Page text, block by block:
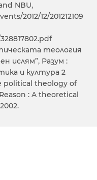
NBU,
2012/12/201212109
теология
ислям”, Разум :
и култура 2
political theology of
: A theoretical